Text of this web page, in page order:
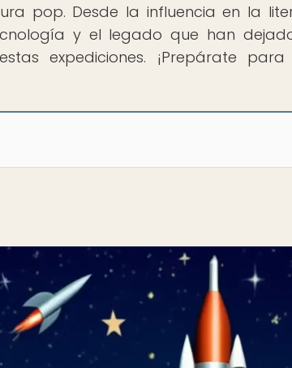
pop. Desde la influencia en la
y el legado que han
expediciones. ¡Prepárate